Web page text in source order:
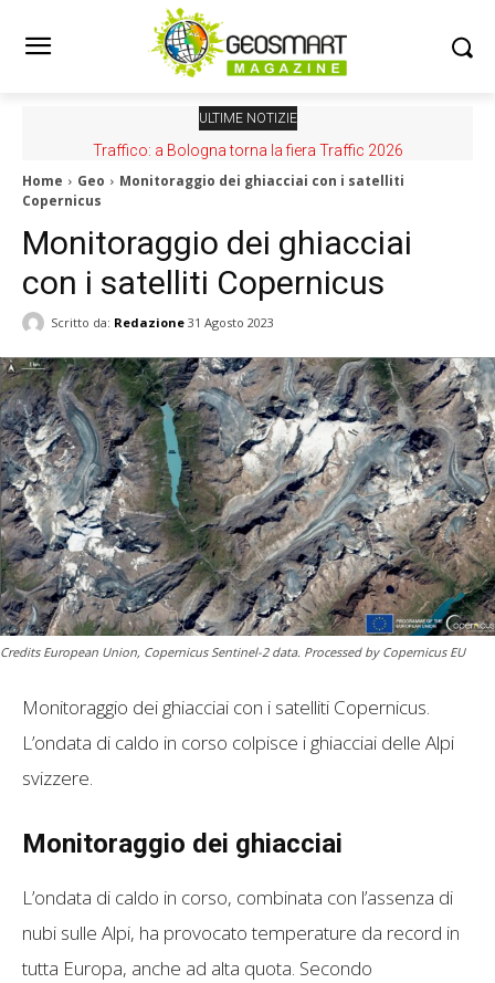
ULTIME NOTIZIE
Traffico: a Bologna torna la fiera Traffic 2026
Home Geo
Monitoraggio dei ghiacciai con i satelliti
Copernicus
Monitoraggio dei ghiacciai
con i satelliti Copernicus
Scritto da: Redazione 31 Agosto 2023
Credits European Union, Copernicus Sentinel-2 data. Processed by Copernicus EU
Monitoraggio dei ghiacciai con i satelliti Copernicus.
L’ondata di caldo in corso colpisce i ghiacciai delle Alpi
svizzere.
Monitoraggio dei ghiacciai
L’ondata di caldo in corso, combinata con l’assenza di
nubi sulle Alpi, ha provocato temperature da record in
tutta Europa, anche ad alta quota. Secondo